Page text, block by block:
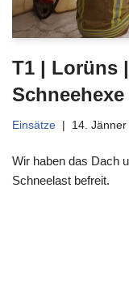
T1 | Lorüns
Schneehexe
Einsätze 14.
Wir haben das Dach
Schneelast befreit.